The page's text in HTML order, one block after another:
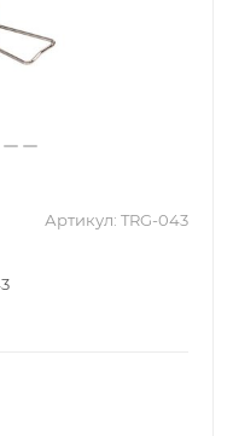
Артикул: TRG-043